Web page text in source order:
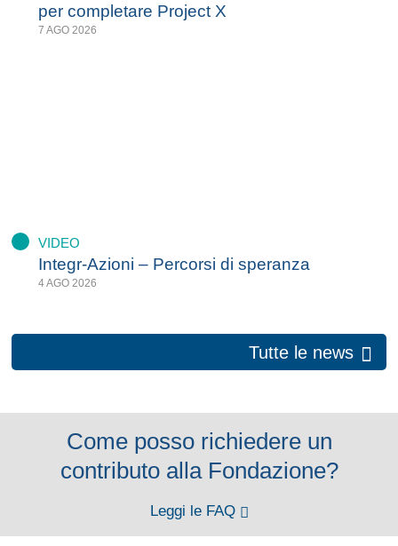
per completare Project X
7 AGO 2026
VIDEO
Integr-Azioni – Percorsi di speranza
4 AGO 2026
Tutte le news
Come posso richiedere un
contributo alla Fondazione?
Leggi le FAQ